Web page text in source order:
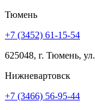
Тюмень
+7 (3452) 61-15-54
625048, г. Тюмень,
Нижневартовск
+7 (3466) 56-95-44